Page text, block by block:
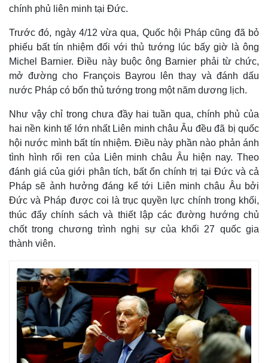
chính phủ liên minh tại Đức.
Trước đó, ngày 4/12 vừa qua, Quốc hội Pháp cũng đã bỏ
phiếu bất tín nhiệm đối với thủ tướng lúc bấy giờ là ông
Michel Barnier. Điều này buộc ông Barnier phải từ chức,
mở đường cho François Bayrou lên thay và đánh dấu
nước Pháp có bốn thủ tướng trong một năm dương lịch.
Như vậy chỉ trong chưa đầy hai tuần qua, chính phủ của
hai nền kinh tế lớn nhất Liên minh châu Âu đều đã bị quốc
hội nước mình bất tín nhiệm. Điều này phần nào phản ánh
tình hình rối ren của Liên minh châu Âu hiện nay. Theo
đánh giá của giới phân tích, bất ổn chính trị tại Đức và cả
Pháp sẽ ảnh hưởng đáng kể tới Liên minh châu Âu bởi
Đức và Pháp được coi là trục quyền lực chính trong khối,
thúc đẩy chính sách và thiết lập các đường hướng chủ
chốt trong chương trình nghị sự của khối 27 quốc gia
thành viên.